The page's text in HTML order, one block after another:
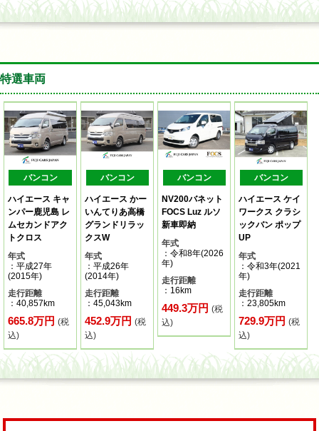
特選車両
バンコン
ハイエース キャ
ンパー鹿児島 レ
ムセカンドアク
トクロス
年式
：平成27年
(2015年)
走行距離
：40,857km
665.8万円 (税
込)
バンコン
ハイエース かー
いんてりあ高橋
グランドリラッ
クスW
年式
：平成26年
(2014年)
走行距離
：45,043km
452.9万円(税
込)
バンコン
NV200バネット
FOCS Luz ルソ
新車即納
年式
：令和8年(2026
年)
走行距離
：16km
449.3万円(税
込)
バンコン
ハイエース ケイ
ワークス クラシ
ックバン ポップ
UP
年式
：令和3年(2021
年)
走行距離
：23,805km
729.9万円(税
込)